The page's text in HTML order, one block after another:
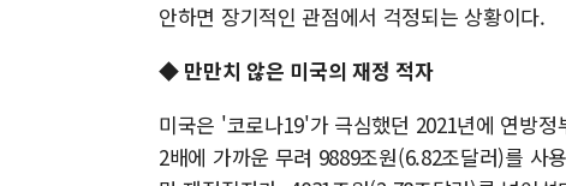
안하면 장기적인 관점에서 걱정되는 상황이다.
◆ 만만치 않은 미국의 재정 적자
미국은 '코로나19'가 극심했던 2021년에 연방
2배에 가까운 무려 9889조원(6.82조달러)를 사